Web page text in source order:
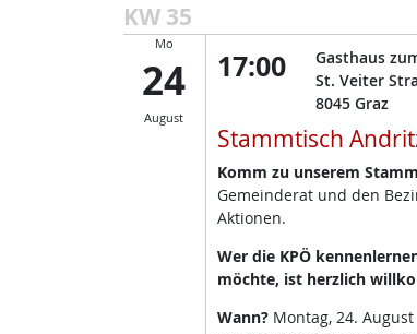
KW 35
Mo
24
August
17:00
Gasthaus
St. Veiter
8045 Graz
Stammtisch
Komm zu unserem
Gemeinderat und den
Aktionen.
Wer die KPÖ
möchte, ist herzlich
Wann?Montag, 24. August